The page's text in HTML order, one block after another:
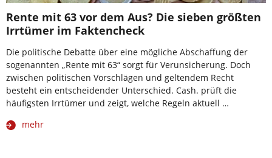
Rente mit 63 vor dem Aus? Die sieben größten
Irrtümer im Faktencheck
Die politische Debatte über eine mögliche Abschaffung der
sogenannten „Rente mit 63“ sorgt für Verunsicherung. Doch
zwischen politischen Vorschlägen und geltendem Recht
besteht ein entscheidender Unterschied. Cash. prüft die
häufigsten Irrtümer und zeigt, welche Regeln aktuell …
mehr